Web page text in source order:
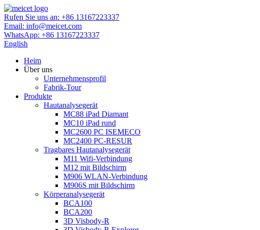
Rufen Sie uns an: +86 13167223337
Email: info@meicet.com
WhatsApp: +86 13167223337
English
Heim
Über uns
Unternehmensprofil
Fabrik-Tour
Produkte
Hautanalysegerät
MC88 iPad Diamant
MC10 iPad rund
MC2600 PC ISEMECO
MC2400 PC-RESUR
Tragbares Hautanalysegerät
M11 Wifi-Verbindung
M12 mit Bildschirm
M906 WLAN-Verbindung
M906S mit Bildschirm
Körperanalysegerät
BCA100
BCA200
3D Visbody-R